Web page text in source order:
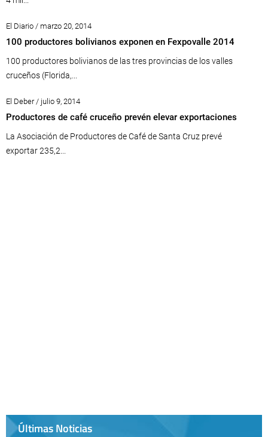
El Diario / marzo 20, 2014
100 productores bolivianos exponen en Fexpovalle 2014
100 productores bolivianos de las tres provincias de los valles
cruceños (Florida,...
El Deber / julio 9, 2014
Productores de café cruceño prevén elevar exportaciones
La Asociación de Productores de Café de Santa Cruz prevé
exportar 235,2...
Últimas Noticias